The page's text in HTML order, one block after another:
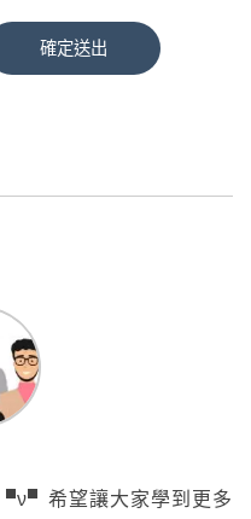
確定送出
希望讓大家學到更多